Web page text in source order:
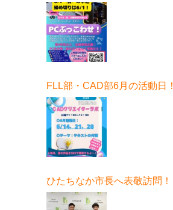
せ！」6月開催！
FLL部・CAD部6月の活動日！
ひたちなか市長へ表敬訪問！